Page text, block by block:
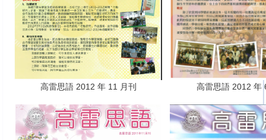
高雷思語 2012 年 11 月刊 高雷思語 2012 年